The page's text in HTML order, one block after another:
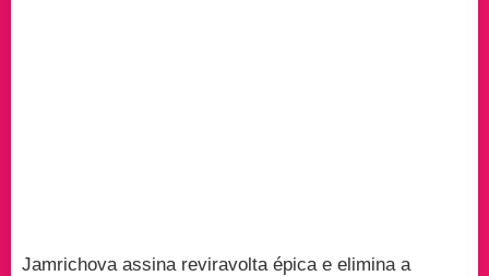
Jamrichova assina reviravolta épica e elimina a